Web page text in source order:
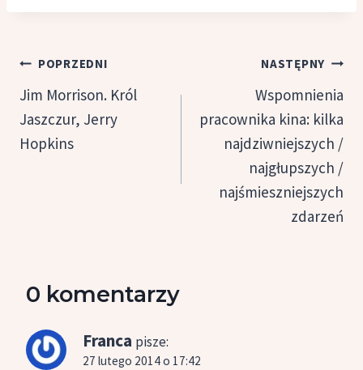
Nawigacja
wpisu
POPRZEDNI
Jim Morrison. Król
Jaszczur, Jerry
Hopkins
NASTĘPNY
Wspomnienia
pracownika kina: kilka
najdziwniejszych /
najgłupszych /
najśmieszniejszych
zdarzeń
0 komentarzy
Franca pisze:
27 lutego 2014 o 17:42